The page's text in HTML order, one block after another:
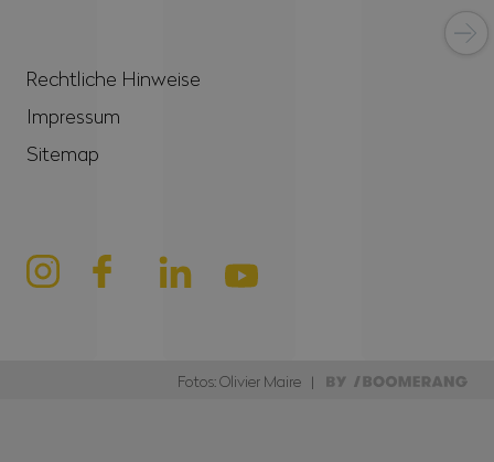
Rechtliche Hinweise
Impressum
Sitemap
Fotos: Olivier Maire |